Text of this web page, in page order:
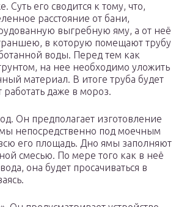
Суть его сводится к тому, что,
расстояние от бани,
выгребную яму, а от неё
в которую помещают трубу
воды. Перед тем как
на нее необходимо уложить
материал. В итоге труба будет
даже в мороз.
Он предполагает изготовление
непосредственно под моечным
его площадь. Дно ямы заполняют
смесью. По мере того как в неё
она будет просачиваться в